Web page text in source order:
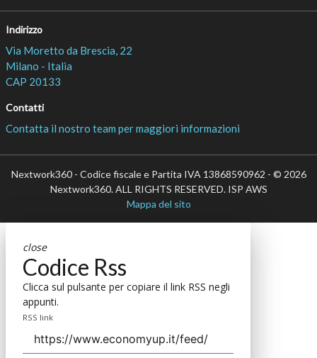
Indirizzo
Via Moretto da Brescia, 22
Milano - Italia
CAP 20133
Contatti
Contatta il nostro team per maggiori informazioni
Nextwork360 - Codice fiscale e Partita IVA 13868590962 - © 2026
Nextwork360. ALL RIGHTS RESERVED. ISP AWS
Mappa del sito
close
Codice Rss
Clicca sul pulsante per copiare il link RSS negli
appunti.
RSS link